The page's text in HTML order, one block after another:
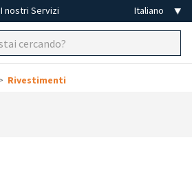
I nostri Servizi
Rivestimenti